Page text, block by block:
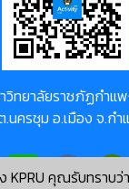
KPRU คุณรับทราบ
วิทยาลัยราชภัฏกำแ
.นครชุม อ.เมือง จ.ก